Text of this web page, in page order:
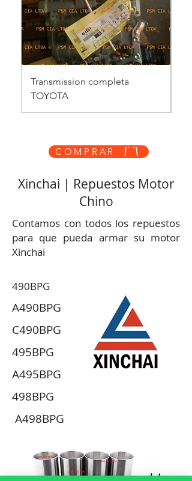
Transmission completa
TOYOTA
COMPRAR
Xinchai | Repuestos Motor
Chino
Contamos con todos los repuestos
para que pueda armar su motor
Xinchai
490BPG
A490BPG
C490BPG
495BPG
A495BPG
498BPG
A498BPG